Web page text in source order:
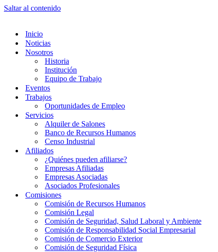
Saltar al contenido
Inicio
Noticias
Nosotros
Historia
Institución
Equipo de Trabajo
Eventos
Trabajos
Oportunidades de Empleo
Servicios
Alquiler de Salones
Banco de Recursos Humanos
Censo Industrial
Afiliados
¿Quiénes pueden afiliarse?
Empresas Afiliadas
Empresas Asociadas
Asociados Profesionales
Comisiones
Comisión de Recursos Humanos
Comisión Legal
Comisión de Seguridad, Salud Laboral y Ambiente
Comisión de Responsabilidad Social Empresarial
Comisión de Comercio Exterior
Comisión de Seguridad Física